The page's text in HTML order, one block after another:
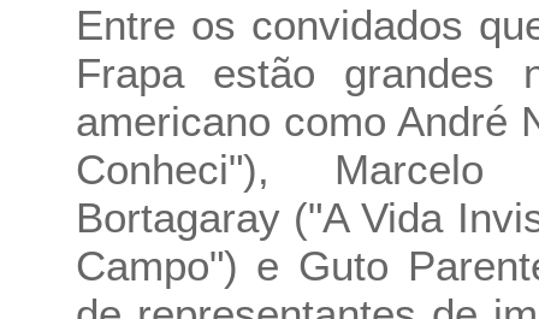
Entre os convidados
Frapa estão grandes
americano como André
Conheci"),
Bortagaray ("A Vida
Campo") e Guto